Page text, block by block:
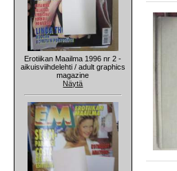
Erotiikan Maailma 1996 nr 2 -
aikuisviihdelehti / adult graphics
magazine
Näytä